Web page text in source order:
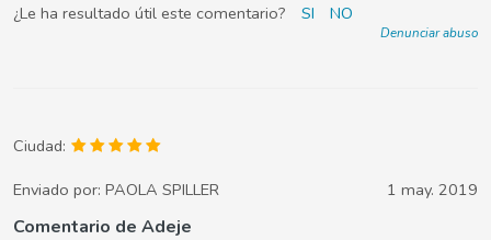
¿Le ha resultado útil este comentario? SI NO
Denunciar abuso
Ciudad:
Enviado por: PAOLA SPILLER 1 may. 2019
Comentario de Adeje